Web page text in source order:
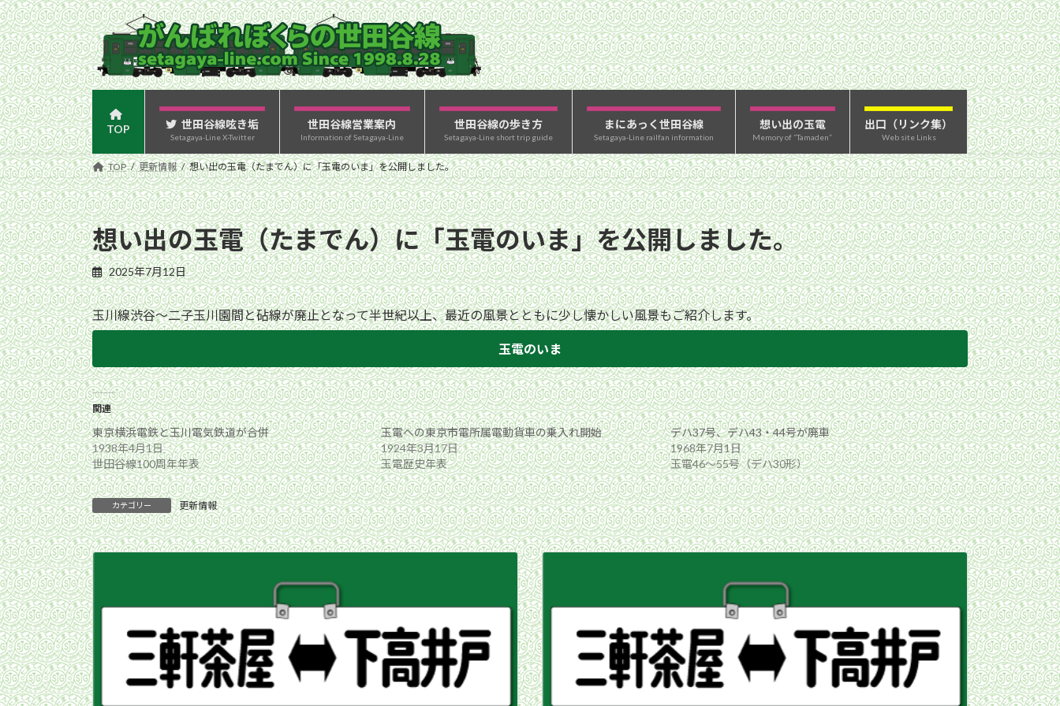
コ
ン
テ
ン
ツ
へ
ス
キ
ッ
プ
ナ
ビ
ゲ
ー
シ
ョ
ン
に
移
動
TOP 世田谷線呟き垢
Setagaya-Line X-Twitter
世田谷線営業案内
Information of Setagaya-Line
世田谷線の歩き方
Setagaya-Line short trip guide
まにあっく世田谷線
Setagaya-Line railfan information
想い出の玉電
Memory of “Tamaden”
出口（リンク集）
Web site Links
TOP 更新情報 想い出の玉電（たまでん）に「玉電のいま」を公開しました。
想い出の玉電（たまでん）に「玉電のいま」を公開しました。
2025年7月12日
玉川線渋谷〜二子玉川園間と砧線が廃止となって半世紀以上、最近の風景とともに少し懐かしい風景もご紹介します。
玉電のいま
関連
東京横浜電鉄と玉川電気鉄道が合併
1938年4月1日
世田谷線100周年年表
玉電への東京市電所属電動貨車の乗入れ開始
1924年3月17日
玉電歴史年表
デハ37号、デハ43・44号が廃車
1968年7月1日
玉電46〜55号（デハ30形）
カテゴリー 更新情報